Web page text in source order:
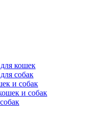
кошек
собак
и собак
и собак